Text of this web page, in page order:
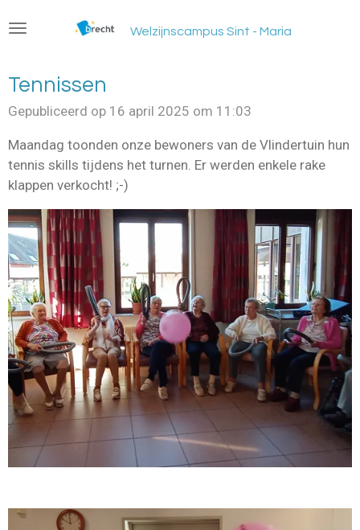
direct
de
Welzijnscampus Sint - Maria
Tennissen
Gepubliceerd op 16 april 2025 om 11:03
Maandag toonden onze bewoners van de Vlindertuin hun
tennis skills tijdens het turnen. Er werden enkele rake
klappen verkocht! ;-)